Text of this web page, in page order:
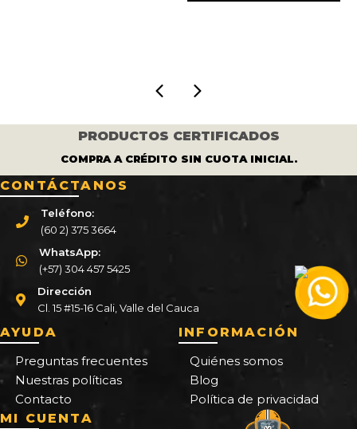
PRODUCTOS CERTIFICADOS
COMPRA A CRÉDITO SIN CUOTA INICIAL.
CONTÁCTANOS
Teléfono:
(60 2) 375 3664
WhatsApp:
(+57) 304 457 5425
Dirección
Cl. 15 #15-16 Cali, Valle del Cauca
AYUDA
Preguntas frecuentes
Nuestras políticas
Contacto
INFORMACIÓN
Quiénes somos
Blog
Política de privacidad
MI CUENTA